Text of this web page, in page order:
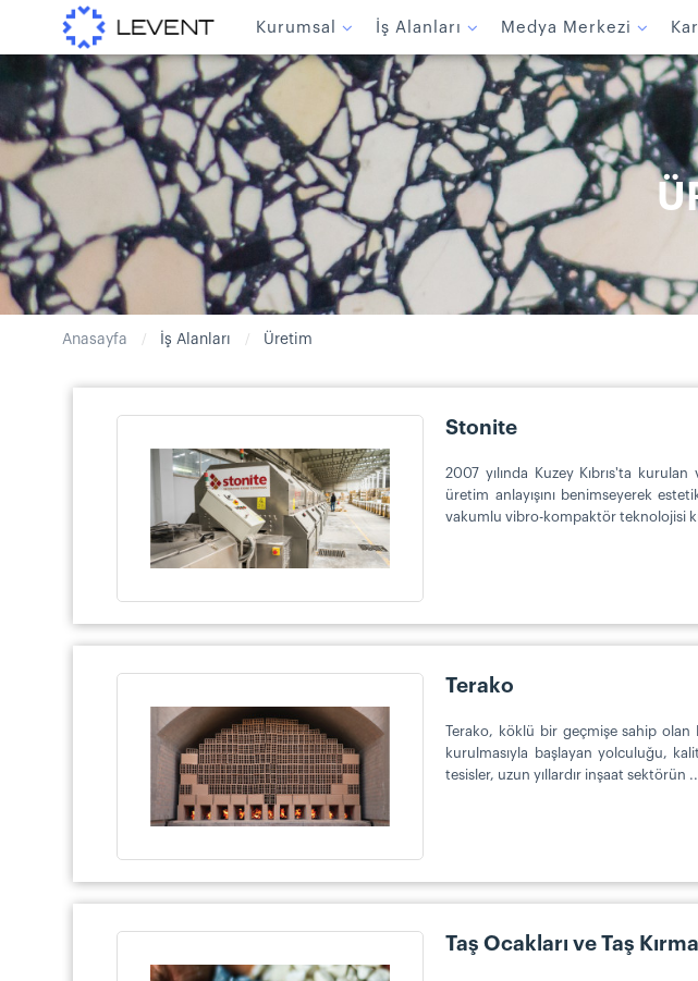
Kurumsal İş Alanları Medya Merkezi
Anasayfa / İş Alanları / Üretim
Stonite
2007 yılında Kuzey Kıbrıs'ta
üretim anlayışını benimseyerek
vakumlu vibro-kompaktör teknolojisi
Terako
Terako, köklü bir geçmişe sahip olan
kurulmasıyla başlayan yolculuğu,
tesisler, uzun yıllardır inşaat sektörün
Taş Ocakları ve Taş Kırma